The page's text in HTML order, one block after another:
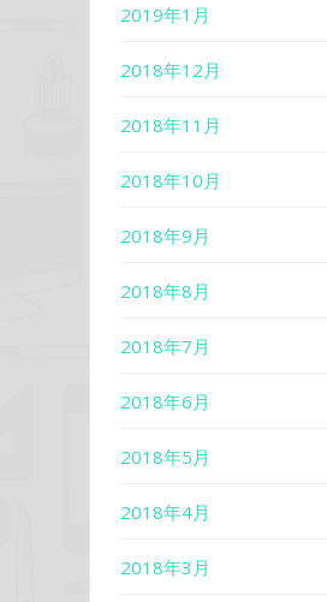
2019年1月
2018年12月
2018年11月
2018年10月
2018年9月
2018年8月
2018年7月
2018年6月
2018年5月
2018年4月
2018年3月